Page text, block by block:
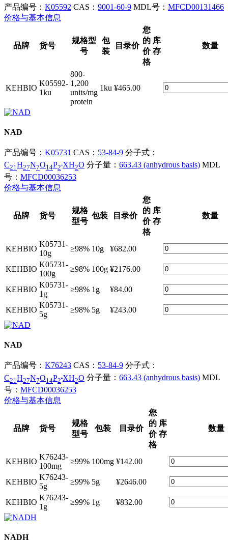
产品编号： K05592 CAS： 9001-60-9 MDL号： MFCD00131466
价格与基本信息
品牌 货号
规格型
号
包
装
目录价
您
的
价
格
库
存
数量
KEHBIO
K05592-
1ku
800-
1,200
units/mg
protein
1ku ¥465.00
NAD
产品编号： K05731 CAS： 53-84-9 分子式：
C21 H27N7O14P2 XH2O 分子量： 663.43 (anhydrous basis) MDL
号： MFCD00036253
价格与基本信息
品牌 货号
规格
型号
包装 目录价
您
的
价
格
库
存
数量
KEHBIO
K05731-
10g
≥98% 10g ¥682.00
KEHBIO
K05731-
100g
≥98% 100g ¥2176.00
KEHBIO
K05731-
1g
≥98% 1g ¥84.00
KEHBIO
K05731-
5g
≥98% 5g ¥243.00
NAD
产品编号： K76243 CAS： 53-84-9 分子式：
C21 H27N7O14P2 XH2O 分子量： 663.43 (anhydrous basis) MDL
号： MFCD00036253
价格与基本信息
品牌 货号
规格
型号
包装 目录价
您
的
价
格
库
存
数量
KEHBIO
K76243-
100mg
≥99% 100mg ¥142.00
KEHBIO
K76243-
5g
≥99% 5g ¥2646.00
KEHBIO
K76243-
1g
≥99% 1g ¥832.00
NADH